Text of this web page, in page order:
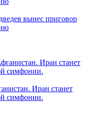
вынес приговор
Иран станет
симфонии.